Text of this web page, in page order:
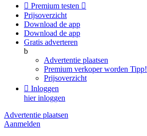
 Premium testen 
Prijsoverzicht
Download de app
Download de app
Gratis adverteren
b
Advertentie plaatsen
Premium verkoper worden Tipp!
Prijsoverzicht
 Inloggen
hier inloggen
Advertentie plaatsen
Aanmelden